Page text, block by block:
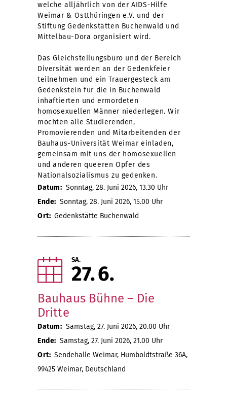
welche alljährlich von der AIDS-Hilfe
Weimar & Ostthüringen e.V. und der
Stiftung Gedenkstätten Buchenwald und
Mittelbau-Dora organisiert wird.
Das Gleichstellungsbüro und der Bereich
Diversität werden an der Gedenkfeier
teilnehmen und ein Trauergesteck am
Gedenkstein für die in Buchenwald
inhaftierten und ermordeten
homosexuellen Männer niederlegen. Wir
möchten alle Studierenden,
Promovierenden und Mitarbeitenden der
Bauhaus-Universität Weimar einladen,
gemeinsam mit uns der homosexuellen
und anderen queeren Opfer des
Nationalsozialismus zu gedenken.
Datum: Sonntag, 28. Juni 2026, 13.30 Uhr
Ende: Sonntag, 28. Juni 2026, 15.00 Uhr
Ort: Gedenkstätte Buchenwald
SA.
27 6
Bauhaus Bühne – Die
Dritte
Datum: Samstag, 27. Juni 2026, 20.00 Uhr
Ende: Samstag, 27. Juni 2026, 21.00 Uhr
Ort: Sendehalle Weimar, Humboldtstraße 36A,
99425 Weimar, Deutschland